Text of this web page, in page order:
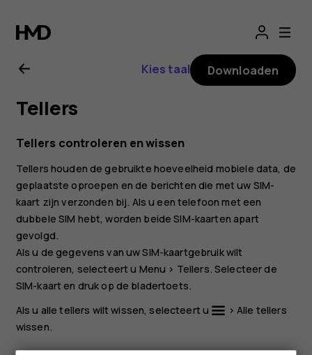
Nokia
3310
3G
Kies taal Downloaden
Tellers
Tellers controleren en wissen
Tellers houden de gebruikte hoeveelheid mobiele data, de
geplaatste oproepen en de berichten die met uw SIM-
kaart zijn verzonden bij. Als u een telefoon met een
dubbele SIM hebt, worden beide SIM-kaarten apart
gevolgd.
Als u de gegevens van uw SIM-kaartgebruik wilt
controleren, selecteert u Menu > Tellers. Selecteer de
SIM-kaart en druk op de bladertoets.
Als u alle tellers wilt wissen, selecteert u
> Alle tellers
wissen.